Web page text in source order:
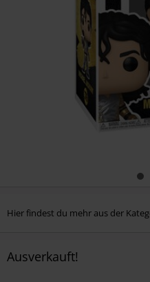
Hier findest du mehr aus der
Ausverkauft!